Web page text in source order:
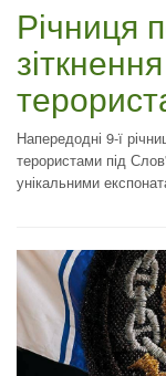
Річниця
Напередодні 9-ї
терористами під
унікальними